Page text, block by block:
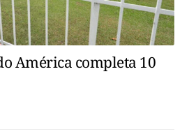
América completa 10